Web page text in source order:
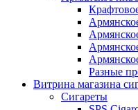
Разные
Витрина магазина
Cигареты